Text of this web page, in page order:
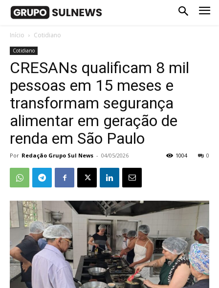
Início Cotidiano
Cotidiano
CRESANs qualificam 8 mil
pessoas em 15 meses e
transformam segurança
alimentar em geração de
renda em São Paulo
Por Redação Grupo Sul News - 04/05/2026 0
1004